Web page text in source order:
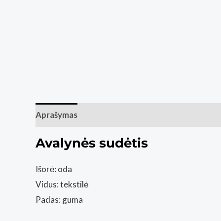
Aprašymas
Avalynės sudėtis
Išorė: oda
Vidus: tekstilė
Padas: guma